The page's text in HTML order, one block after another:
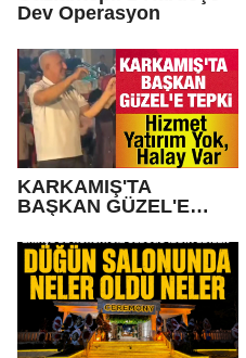
Dev Operasyon
KARKAMIŞ'TA
BAŞKAN GÜZEL'E
Yok, Halay Var